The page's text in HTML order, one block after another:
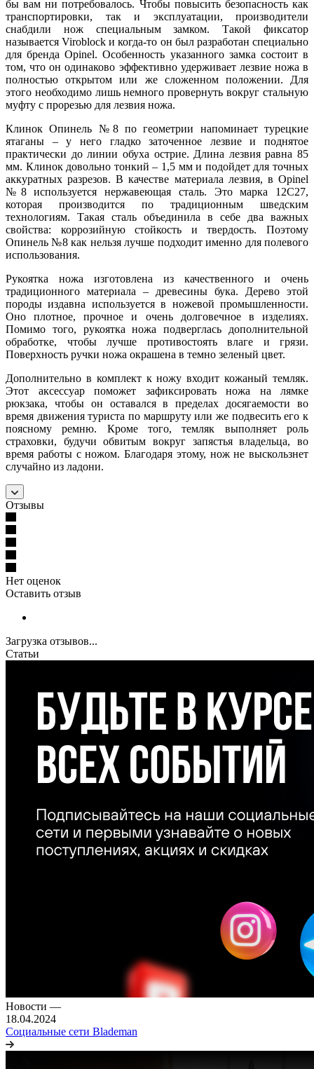
бы вам ни потребовалось. Чтобы повысить безопасность как
транспортировки, так и эксплуатации, производители
снабдили нож специальным замком. Такой фиксатор
называется Viroblock и когда-то он был разработан специально
для бренда Opinel. Особенность указанного замка состоит в
том, что он одинаково эффективно удерживает лезвие ножа в
полностью открытом или же сложенном положении. Для
этого необходимо лишь немного провернуть вокруг стальную
муфту с прорезью для лезвия ножа.
Клинок Опинель №8 по геометрии напоминает турецкие
ятаганы – у него гладко заточенное лезвие и поднятое
практически до линии обуха острие. Длина лезвия равна 85
мм. Клинок довольно тонкий – 1,5 мм и подойдет для точных
аккуратных разрезов. В качестве материала лезвия, в Opinel
№8 используется нержавеющая сталь. Это марка 12C27,
которая производится по традиционным шведским
технологиям. Такая сталь объединила в себе два важных
свойства: коррозийную стойкость и твердость. Поэтому
Опинель №8 как нельзя лучше подходит именно для полевого
использования.
Рукоятка ножа изготовлена из качественного и очень
традиционного материала – древесины бука. Дерево этой
породы издавна используется в ножевой промышленности.
Оно плотное, прочное и очень долговечное в изделиях.
Помимо того, рукоятка ножа подверглась дополнительной
обработке, чтобы лучше противостоять влаге и грязи.
Поверхность ручки ножа окрашена в темно зеленый цвет.
Дополнительно в комплект к ножу входит кожаный темляк.
Этот аксессуар поможет зафиксировать ножа на лямке
рюкзака, чтобы он оставался в пределах досягаемости во
время движения туриста по маршруту или же подвесить его к
поясному ремню. Кроме того, темляк выполняет роль
страховки, будучи обвитым вокруг запястья владельца, во
время работы с ножом. Благодаря этому, нож не выскользнет
случайно из ладони.
Отзывы
Нет оценок
Оставить отзыв
Загрузка отзывов...
Статьи
Новости —
18.04.2024
Социальные сети Blademan